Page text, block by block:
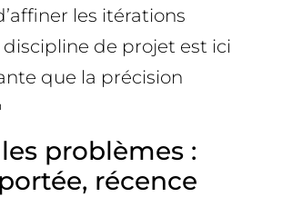
les itérations
discipline de projet est ici
que la précision
problèmes :
récence